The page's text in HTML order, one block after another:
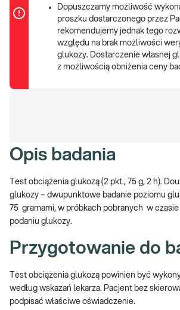
Dopuszczamy możliwość
proszku dostarczonego przez
rekomendujemy jednak tego
względu na brak możliwości
glukozy. Dostarczenie własnej
z możliwością obniżenia ceny
Opis badania
Test obciążenia glukozą (2 pkt., 75 g, 2 h).
glukozy – dwupunktowe badanie poziomu
75 gramami, w próbkach pobranych w czasie
podaniu glukozy.
Przygotowanie do
Test obciążenia glukozą powinien być
według wskazań lekarza. Pacjent bez
podpisać właściwe oświadczenie.